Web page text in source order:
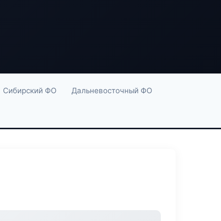
Сибирский ФО Дальневосточный ФО